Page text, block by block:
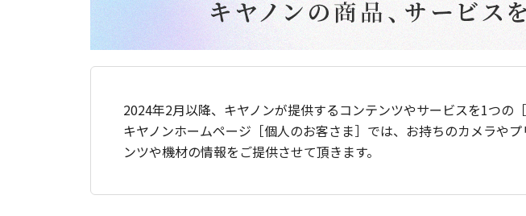
2024年2月以降、キヤノンが提供するコンテンツやサービスを1つの
キヤノンホームページ［個人のお客さま］では、お持ちのカメラや
ンツや機材の情報をご提供させて頂きます。